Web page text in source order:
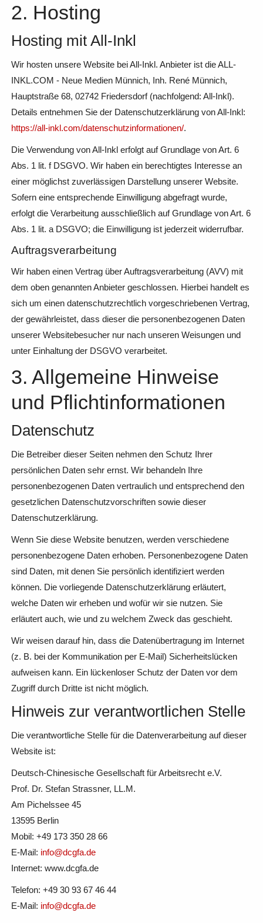
2. Hosting
Hosting mit All-Inkl
Wir hosten unsere Website bei All-Inkl. Anbieter ist die ALL-
INKL.COM - Neue Medien Münnich, Inh. René Münnich,
Hauptstraße 68, 02742 Friedersdorf (nachfolgend: All-Inkl).
Details entnehmen Sie der Datenschutzerklärung von All-Inkl:
https://all-inkl.com/datenschutzinformationen/.
Die Verwendung von All-Inkl erfolgt auf Grundlage von Art. 6
Abs. 1 lit. f DSGVO. Wir haben ein berechtigtes Interesse an
einer möglichst zuverlässigen Darstellung unserer Website.
Sofern eine entsprechende Einwilligung abgefragt wurde,
erfolgt die Verarbeitung ausschließlich auf Grundlage von Art. 6
Abs. 1 lit. a DSGVO; die Einwilligung ist jederzeit widerrufbar.
Auftragsverarbeitung
Wir haben einen Vertrag über Auftragsverarbeitung (AVV) mit
dem oben genannten Anbieter geschlossen. Hierbei handelt es
sich um einen datenschutzrechtlich vorgeschriebenen Vertrag,
der gewährleistet, dass dieser die personenbezogenen Daten
unserer Websitebesucher nur nach unseren Weisungen und
unter Einhaltung der DSGVO verarbeitet.
3. Allgemeine Hinweise
und Pflicht­informationen
Datenschutz
Die Betreiber dieser Seiten nehmen den Schutz Ihrer
persönlichen Daten sehr ernst. Wir behandeln Ihre
personenbezogenen Daten vertraulich und entsprechend den
gesetzlichen Datenschutzvorschriften sowie dieser
Datenschutzerklärung.
Wenn Sie diese Website benutzen, werden verschiedene
personenbezogene Daten erhoben. Personenbezogene Daten
sind Daten, mit denen Sie persönlich identifiziert werden
können. Die vorliegende Datenschutzerklärung erläutert,
welche Daten wir erheben und wofür wir sie nutzen. Sie
erläutert auch, wie und zu welchem Zweck das geschieht.
Wir weisen darauf hin, dass die Datenübertragung im Internet
(z. B. bei der Kommunikation per E-Mail) Sicherheitslücken
aufweisen kann. Ein lückenloser Schutz der Daten vor dem
Zugriff durch Dritte ist nicht möglich.
Hinweis zur verantwortlichen Stelle
Die verantwortliche Stelle für die Datenverarbeitung auf dieser
Website ist:
Deutsch-Chinesische Gesellschaft für Arbeitsrecht e.V.
Prof. Dr. Stefan Strassner, LL.M.
Am Pichelssee 45
13595 Berlin
Mobil: +49 173 350 28 66
E-Mail: info@dcgfa.de
Internet: www.dcgfa.de
Telefon: +49 30 93 67 46 44
E-Mail: info@dcgfa.de